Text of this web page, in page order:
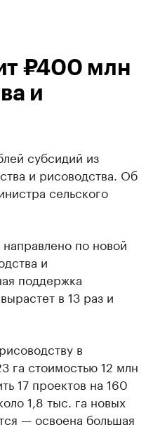
₽400 млн
и
субсидий из
и рисоводства. Об
сельского
по новой
и
поддержка
в 13 раз и
в
га стоимостью 12 млн
17 проектов на 160
1,8 тыс. га новых
— освоена большая